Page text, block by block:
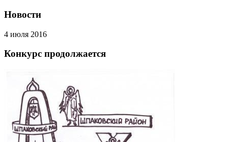
Новости
4 июля 2016
Конкурс продолжается